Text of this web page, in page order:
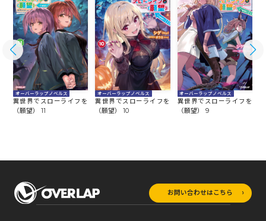
オーバーラップノベルス
異世界でスローライフを
（願望） 11
オーバーラップノベルス
異世界でスローライフを
（願望） 10
オーバーラップノベルス
異世界でスローライフを
（願望） 9
お問い合わせはこちら